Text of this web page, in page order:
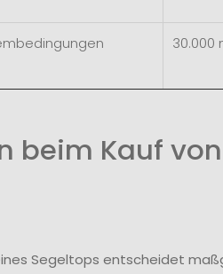
30.000
beim Kauf
Segeltops entscheidet